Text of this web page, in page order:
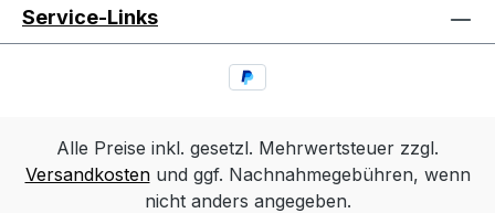
Service-Links
Alle Preise inkl. gesetzl. Mehrwertsteuer zzgl.
Versandkostenund ggf. Nachnahmegebühren, wenn
nicht anders angegeben.